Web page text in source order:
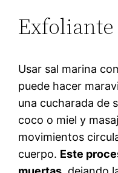
Usar sal marina
puede hacer
una cucharada de
coco o miel y
movimientos
cuerpo. Este